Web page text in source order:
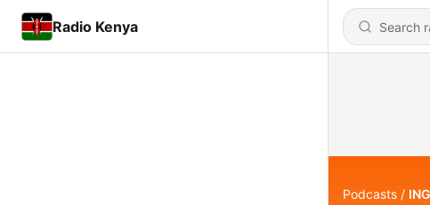
Radio Kenya
Podcasts